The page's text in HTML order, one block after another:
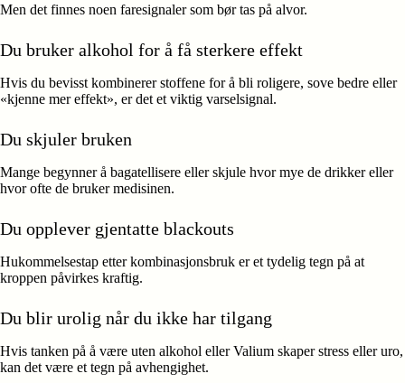
Men det finnes noen faresignaler som bør tas på alvor.
Du bruker alkohol for å få sterkere effekt
Hvis du bevisst kombinerer stoffene for å bli roligere, sove bedre eller
«kjenne mer effekt», er det et viktig varselsignal.
Du skjuler bruken
Mange begynner å bagatellisere eller skjule hvor mye de drikker eller
hvor ofte de bruker medisinen.
Du opplever gjentatte blackouts
Hukommelsestap etter kombinasjonsbruk er et tydelig tegn på at
kroppen påvirkes kraftig.
Du blir urolig når du ikke har tilgang
Hvis tanken på å være uten alkohol eller Valium skaper stress eller uro,
kan det være et tegn på avhengighet.